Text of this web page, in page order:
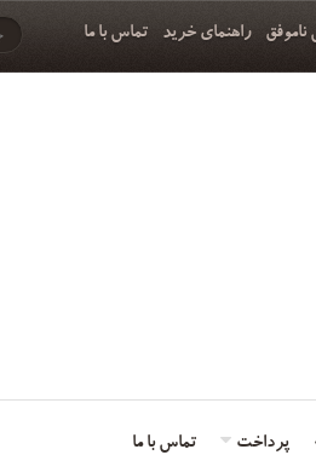
راهنمای خرید تماس با ما
پرداخت تماس با ما